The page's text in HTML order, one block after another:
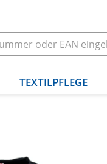
TEXTILPFLEGE